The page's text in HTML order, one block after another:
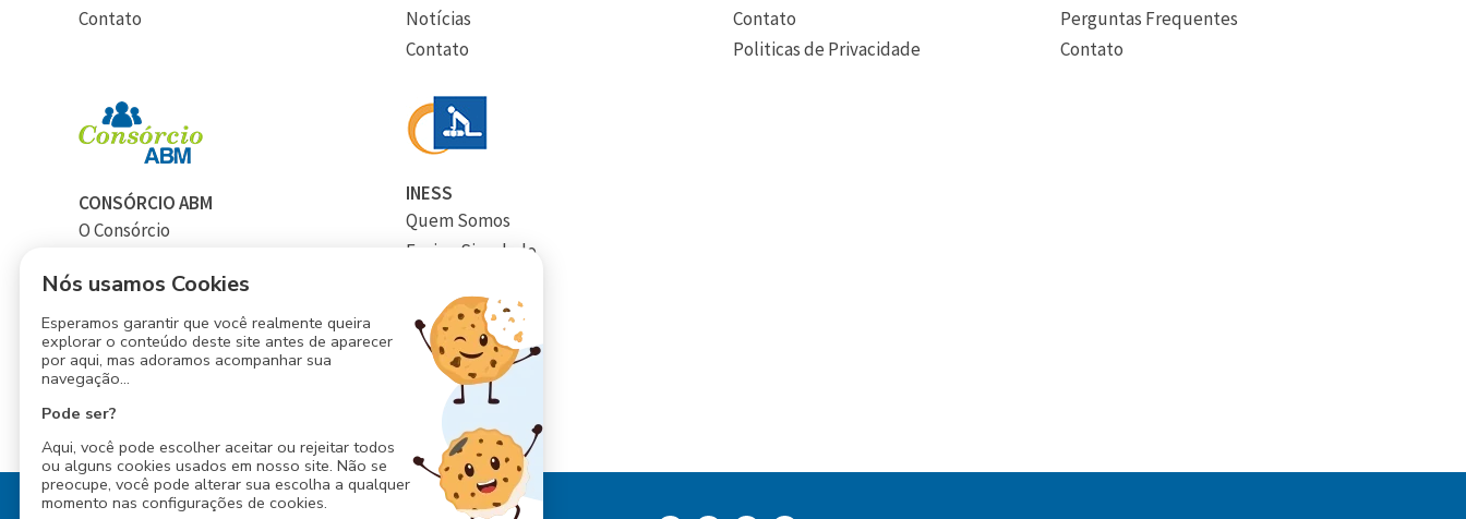
Contato
Notícias
Contato
Contato
Politicas de Privacidade
Perguntas Frequentes
Contato
CONSÓRCIO ABM
O Consórcio
Assembleias
Simulação
Inscrição
Perguntas Frequentes
Contato
INESS
Quem Somos
Ensino Simulado
Calendário
Blog
Contato
Nós usamos Cookies
Esperamos garantir que você realmente queira
explorar o conteúdo deste site antes de aparecer
por aqui, mas adoramos acompanhar sua
navegação...
Pode ser?
Aqui, você pode escolher aceitar ou rejeitar todos
ou alguns cookies usados em nosso site. Não se
preocupe, você pode alterar sua escolha a qualquer
momento nas configurações de cookies.